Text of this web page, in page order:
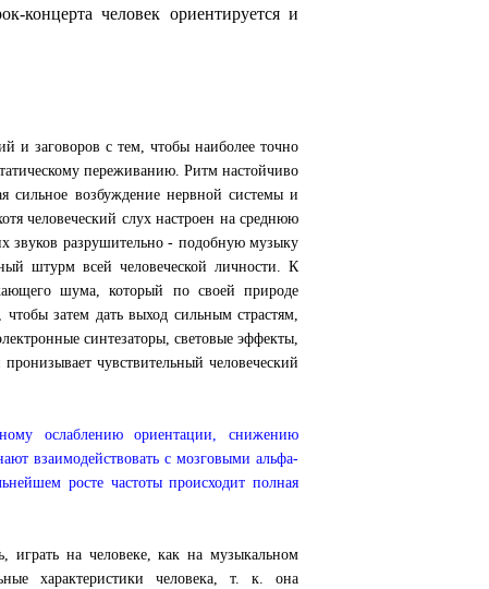
концерта человек ориентируется и
и заговоров с тем, чтобы наиболее точно
переживанию. Ритм настойчиво
сильное возбуждение нервной системы и
человеческий слух настроен на среднюю
звуков разрушительно - подобную музыку
штурм всей человеческой личности. К
шума, который по своей природе
затем дать выход сильным страстям,
синтезаторы, световые эффекты,
чувствительный человеческий
ослаблению ориентации, снижению
взаимодействовать с мозговыми альфа-
росте частоты происходит полная
играть на человеке, как на музыкальном
характеристики человека, т. к. она